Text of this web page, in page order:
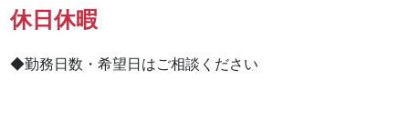
休日休暇
◆勤務日数・希望日はご相談ください